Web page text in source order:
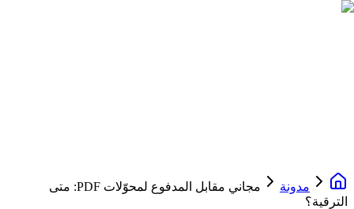
مدونة
مجاني مقابل المدفوع لمحوّلات PDF: متى
الترقية؟